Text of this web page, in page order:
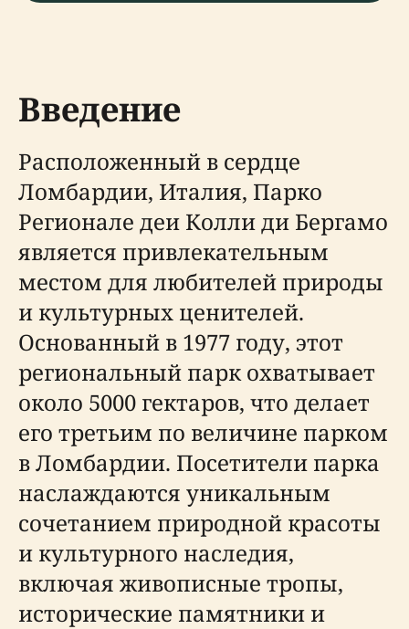
Введение
Расположенный в сердце
Ломбардии, Италия, Парко
Регионале деи Колли ди Бергамо
является привлекательным
местом для любителей природы
и культурных ценителей.
Основанный в 1977 году, этот
региональный парк охватывает
около 5000 гектаров, что делает
его третьим по величине парком
в Ломбардии. Посетители парка
наслаждаются уникальным
сочетанием природной красоты
и культурного наследия,
включая живописные тропы,
исторические памятники и